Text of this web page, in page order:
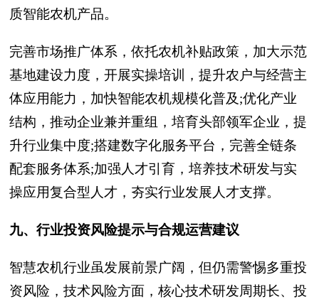
质智能农机产品。
完善市场推广体系，依托农机补贴政策，加大示范
基地建设力度，开展实操培训，提升农户与经营主
体应用能力，加快智能农机规模化普及;优化产业
结构，推动企业兼并重组，培育头部领军企业，提
升行业集中度;搭建数字化服务平台，完善全链条
配套服务体系;加强人才引育，培养技术研发与实
操应用复合型人才，夯实行业发展人才支撑。
九、行业投资风险提示与合规运营建议
智慧农机行业虽发展前景广阔，但仍需警惕多重投
资风险，技术风险方面，核心技术研发周期长、投